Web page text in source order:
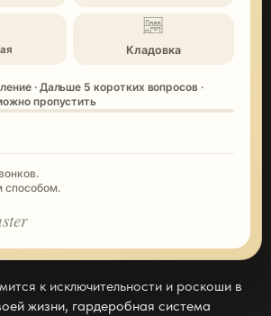
Кладовка
пропустить
способом.
к исключительности и роскоши в
жизни, гардеробная система